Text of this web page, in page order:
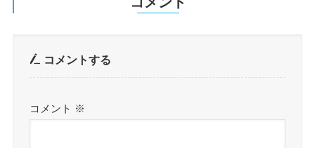
コメントする
コメント ※